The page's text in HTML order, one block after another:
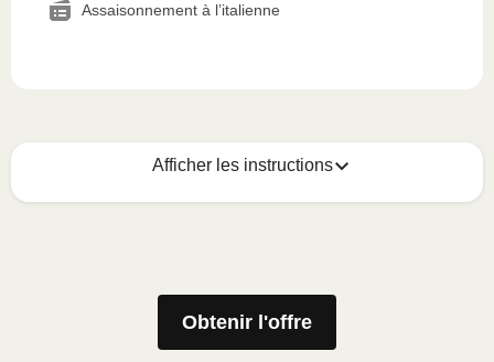
Assaisonnement à l’italienne
Afficher les instructions
Voici quoi faire :
MICRO-ONDES
Obtenir l'offre